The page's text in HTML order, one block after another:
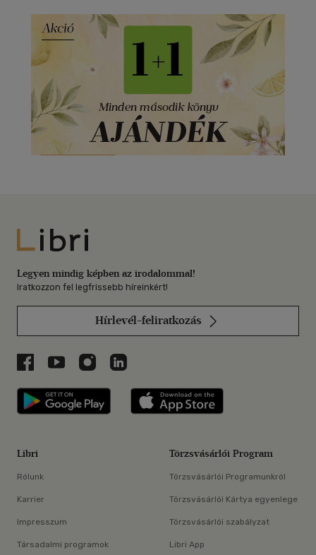
Libri
Legyen mindig képben az irodalommal!
Iratkozzon fel legfrissebb híreinkért!
Hírlevél-feliratkozás
Libri a Facebookon
Libri a Youtube-on
Libri az Instagramon
Libri a LinkedInen
Libri applikáció Szerezd meg: Google
Libri
Rólunk
Karrier
Impresszum
Társadalmi programok
Törzsvásárlói Program
Törzsvásárlói Programunkról
Törzsvásárlói Kártya egyenlege
Törzsvásárlói szabályzat
Libri App